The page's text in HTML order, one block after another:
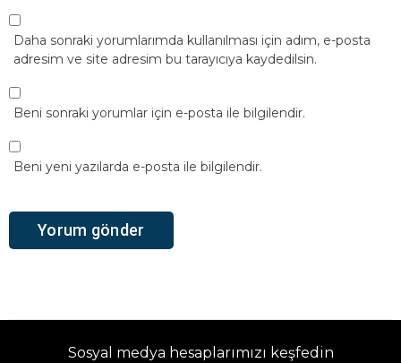
Daha sonraki yorumlarımda kullanılması için adım, e-posta
adresim ve site adresim bu tarayıcıya kaydedilsin.
Beni sonraki yorumlar için e-posta ile bilgilendir.
Beni yeni yazılarda e-posta ile bilgilendir.
Sosyal medya hesaplarımızı keşfedin